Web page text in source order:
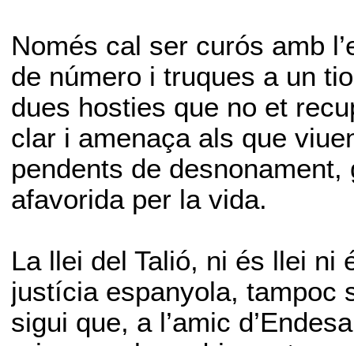
Només cal ser curós amb
de número i truques a un
dues hosties que no et
clar i amenaça als que
pendents de
afavorida per la vida.
La llei del Talió, ni és llei ni
justícia espanyola, tampoc
sigui que, a l’amic